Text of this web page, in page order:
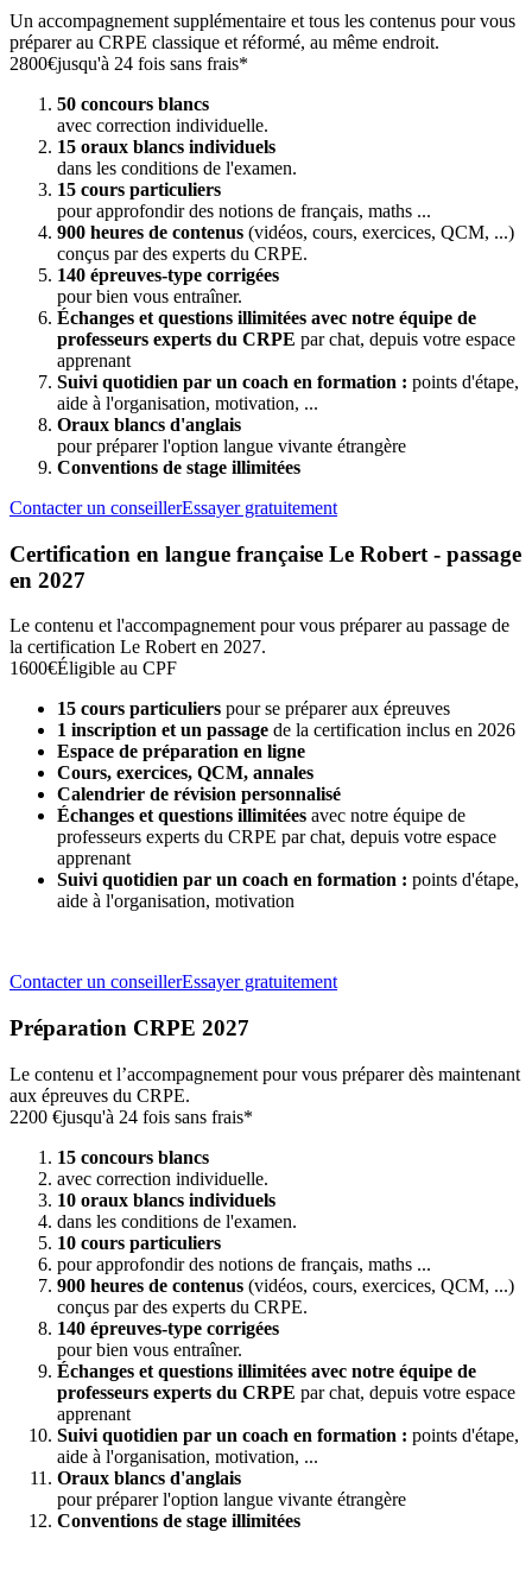
Un accompagnement supplémentaire et tous les contenus pour vous
préparer au CRPE classique et réformé, au même endroit.
2800€jusqu'à 24 fois sans frais*
50 concours blancs
avec correction individuelle.
15 oraux blancs individuels
dans les conditions de l'examen.
15 cours particuliers
pour approfondir des notions de français, maths ...
900 heures de contenus (vidéos, cours, exercices, QCM, ...)
conçus par des experts du CRPE.
140 épreuves-type corrigées
pour bien vous entraîner.
Échanges et questions illimitées avec notre équipe de
professeurs experts du CRPE par chat, depuis votre espace
apprenant
Suivi quotidien par un coach en formation : points d'étape,
aide à l'organisation, motivation, ...
Oraux blancs d'anglais
pour préparer l'option langue vivante étrangère
Conventions de stage illimitées
Contacter un conseillerEssayer gratuitement
Certification en langue française Le Robert - passage
en 2027
Le contenu et l'accompagnement pour vous préparer au passage de
la certification Le Robert en 2027.
1600€Éligible au CPF
15 cours particuliers pour se préparer aux épreuves
1 inscription et un passage de la certification inclus en 2026
Espace de préparation en ligne
Cours, exercices, QCM, annales
Calendrier de révision personnalisé
Échanges et questions illimitées avec notre équipe de
professeurs experts du CRPE par chat, depuis votre espace
apprenant
Suivi quotidien par un coach en formation : points d'étape,
aide à l'organisation, motivation
Contacter un conseillerEssayer gratuitement
Préparation CRPE 2027
Le contenu et l’accompagnement pour vous préparer dès maintenant
aux épreuves du CRPE.
2200 €jusqu'à 24 fois sans frais*
15 concours blancs
avec correction individuelle.
10 oraux blancs individuels
dans les conditions de l'examen.
10 cours particuliers
pour approfondir des notions de français, maths ...
900 heures de contenus (vidéos, cours, exercices, QCM, ...)
conçus par des experts du CRPE.
140 épreuves-type corrigées
pour bien vous entraîner.
Échanges et questions illimitées avec notre équipe de
professeurs experts du CRPE par chat, depuis votre espace
apprenant
Suivi quotidien par un coach en formation : points d'étape,
aide à l'organisation, motivation, ...
Oraux blancs d'anglais
pour préparer l'option langue vivante étrangère
Conventions de stage illimitées